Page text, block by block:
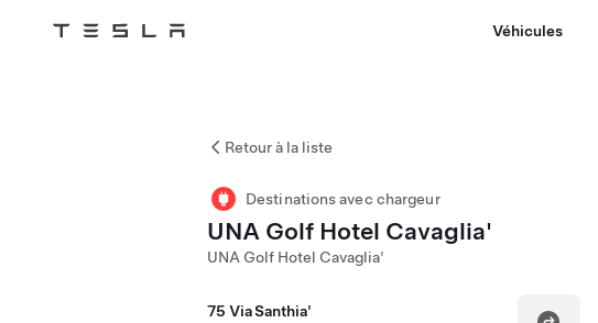
Tesla Véhicules
Retour à la liste
Destinations avec chargeur
UNA Golf Hotel Cavaglia'
UNA Golf Hotel Cavaglia'
75 Via Santhia'